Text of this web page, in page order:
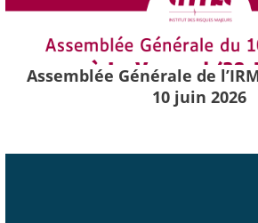
Assemblée Générale de
10 juin 2026